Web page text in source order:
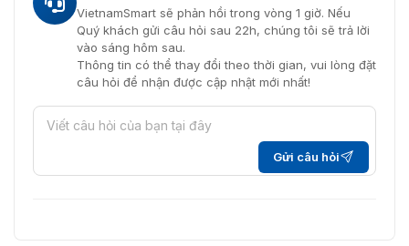
VietnamSmart sẽ phản hồi trong vòng 1 giờ. Nếu
Quý khách gửi câu hỏi sau 22h, chúng tôi sẽ trả lời
vào sáng hôm sau.
Thông tin có thể thay đổi theo thời gian, vui lòng đặt
câu hỏi để nhận được cập nhật mới nhất!
Gửi câu hỏi